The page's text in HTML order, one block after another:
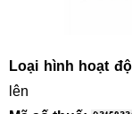
Loại hình hoạt
lên